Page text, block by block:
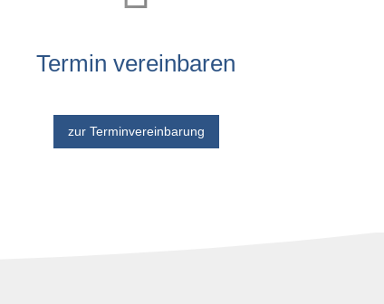
Termin ver­ein­baren
zur Terminvereinbarung